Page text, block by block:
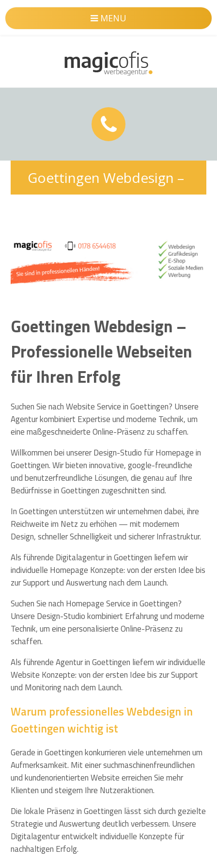
MENU
Goettingen Webdesign –
optimierte Webseiten
Goettingen Webdesign –
Professionelle Webseiten
für Ihren Erfolg
Suchen Sie nach Website Service in Goettingen? Unsere
Agentur kombiniert Expertise und moderne Technik, um
eine maßgeschneiderte Online-Präsenz zu schaffen.
Willkommen bei unserer Design-Studio für Homepage in
Goettingen. Wir bieten innovative, google-freundliche
und benutzerfreundliche Lösungen, die genau auf Ihre
Bedürfnisse in Goettingen zugeschnitten sind.
In Goettingen unterstützen wir unternehmen dabei, ihre
Reichweite im Netz zu erhöhen — mit modernem
Design, schneller Schnelligkeit und sicherer Infrastruktur.
Als führende Digitalagentur in Goettingen liefern wir
individuelle Homepage Konzepte: von der ersten Idee bis
zur Support und Auswertung nach dem Launch.
Suchen Sie nach Homepage Service in Goettingen?
Unsere Design-Studio kombiniert Erfahrung und moderne
Technik, um eine personalisierte Online-Präsenz zu
schaffen.
Als führende Agentur in Goettingen liefern wir individuelle
Website Konzepte: von der ersten Idee bis zur Support
und Monitoring nach dem Launch.
Warum professionelles Webdesign in
Goettingen wichtig ist
Gerade in Goettingen konkurrieren viele unternehmen um
Aufmerksamkeit. Mit einer suchmaschinenfreundlichen
und kundenorientierten Website erreichen Sie mehr
Klienten und steigern Ihre Nutzeraktionen.
Die lokale Präsenz in Goettingen lässt sich durch gezielte
Strategie und Auswertung deutlich verbessern. Unsere
Digitalagentur entwickelt individuelle Konzepte für
nachhaltigen Erfolg.